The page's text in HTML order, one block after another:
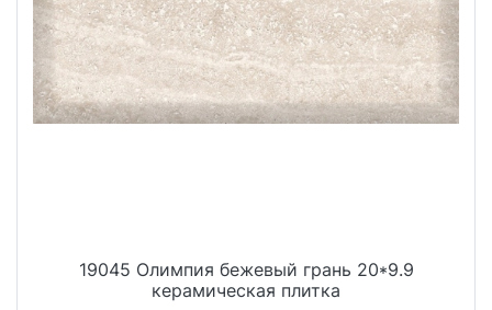
19045 Олимпия бежевый грань 20*9.9
керамическая плитка